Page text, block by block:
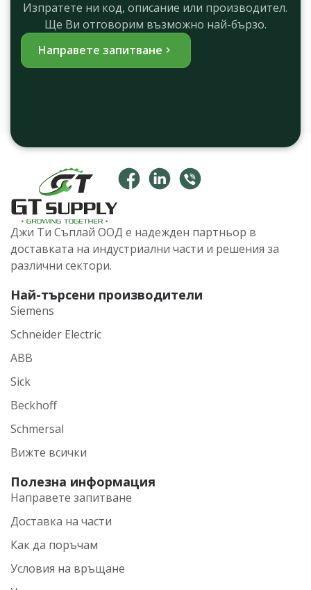
Изпратете ни код, описание или производител.
Ще Ви отговорим възможно най-бързо.
Направете запитване
Джи Ти Съплай ООД е надежден партньор в
доставката на индустриални части и решения за
различни сектори.
Най-търсени производители
Siemens
Schneider Electric
ABB
Sick
Beckhoff
Schmersal
Вижте всички
Полезна информация
Направете запитване
Доставка на части
Как да поръчам
Условия на връщане